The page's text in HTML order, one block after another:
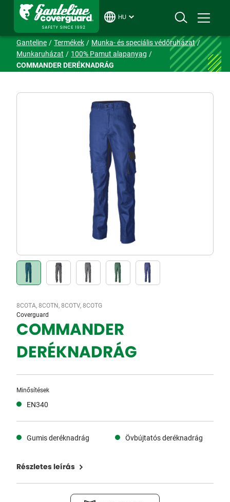
HU
Ganteline Termékek
Munka- és speciális védőruházat
Munkaruházat
100% Pamut alapanyag
COMMANDER DERÉKNADRÁG
8COTA, 8COTN, 8COTV, 8COTG
Coverguard
COMMANDER
DERÉKNADRÁG
Minősítések
EN340
Gumis deréknadrág Övbújtatós deréknadrág
Részletes leírás